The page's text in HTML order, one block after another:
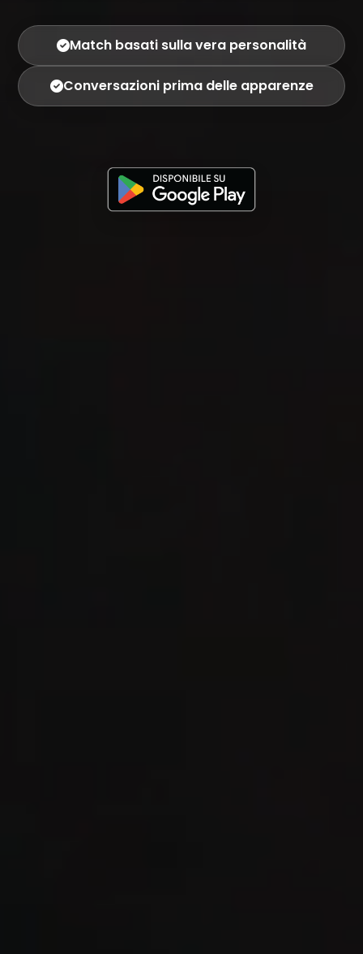
Match basati sulla vera personalità
Conversazioni prima delle apparenze